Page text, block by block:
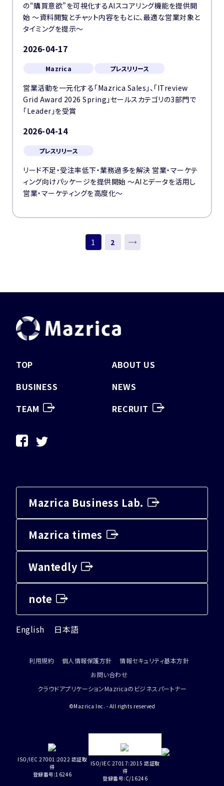
の“購買意欲”を可視化するAIスコアリング機能を提供開
始 〜資料閲覧とチャット内容をもとに、最適な営業対象と
タイミングを提示〜
2026-04-17
Mazrica プレスリリース
営業活動を一元化する「Mazrica Sales」、「ITreview
Grid Award 2026 Spring」セールスカテゴリの3部門で
「Leader」を受賞
2026-04-14
プレスリリース
リード不足・受注率低下・業務過多を解決 営業・マーケテ
ィング向けパッケージを提供開始 〜AIとデータを活用し
営業・マーケティングを高度化〜
1 2
TOP
ABOUT US
BUSINESS
NEWS
TEAM
RECRUIT
Mazrica Business Lab.
Mazrica times
Wantedly
note
English 日本語
利用規約 個人情報保護方針
情報セキュリティ基本方針
お問い合わせ
クラウドアプリケーションMazricaのビジネスパートナー
©Mazrica Inc. - All rights reserved
ISO/IEC 27001:2022 認証取
得
登録番号:16246
ISO/IEC 27017:2015 認証取
得
登録番号:C/16246